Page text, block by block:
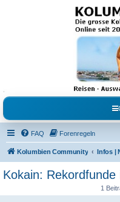
Kolumbienforum -
grosse Forum der
Freunde
Reisen, Auswandern, Kultur, Politik,
Austausch, Erfahrungen und
FAQ Forenregeln
Kolumbien Community Infos |
Kokain:
1